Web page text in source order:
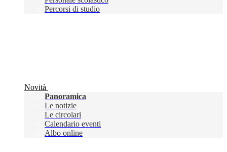
Percorsi di studio
Novità
Panoramica
Le notizie
Le circolari
Calendario eventi
Albo online